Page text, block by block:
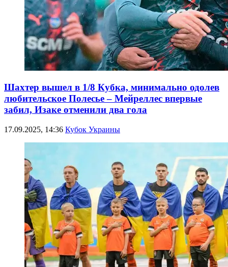
Шахтер вышел в 1/8 Кубка, минимально одолев
любительское Полесье – Мейреллес впервые
забил, Изаке отменили два гола
17.09.2025, 14:36 Кубок Украины